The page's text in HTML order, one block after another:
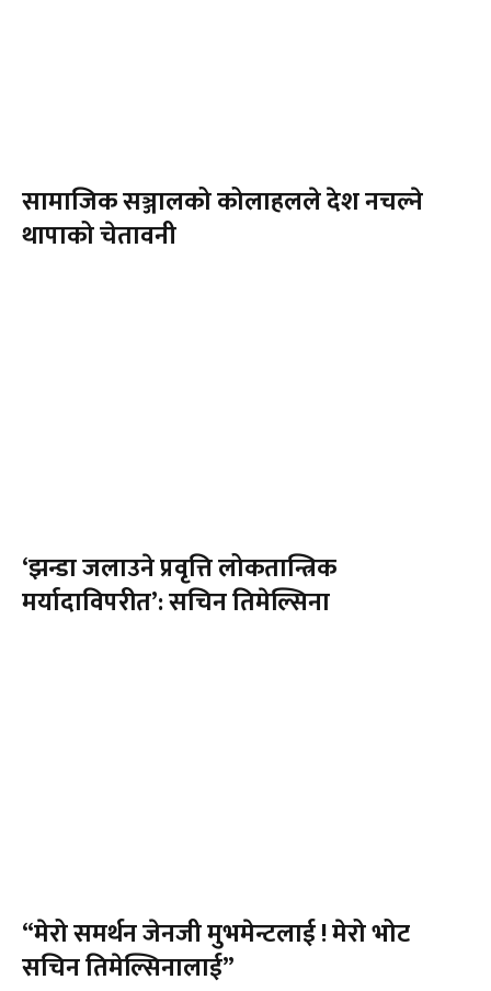
सामाजिक सञ्जालको कोलाहलले देश नचल्ने
थापाको चेतावनी
‘झन्डा जलाउने प्रवृत्ति लोकतान्त्रिक
मर्यादाविपरीत’: सचिन तिमेल्सिना
“मेरो समर्थन जेनजी मुभमेन्टलाई ! मेरो भोट
सचिन तिमेल्सिनालाई”